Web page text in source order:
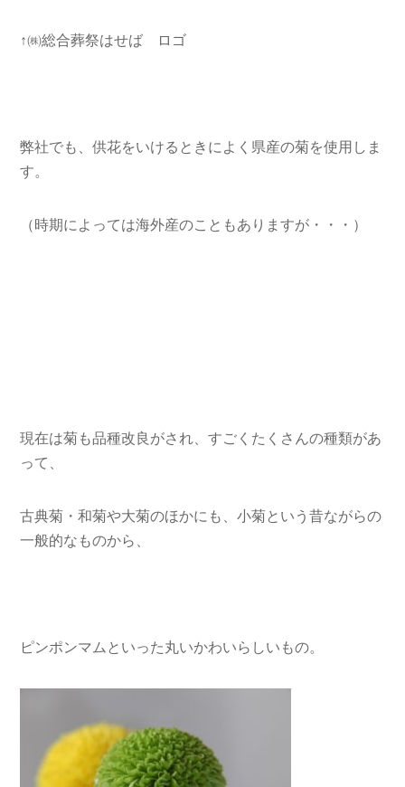
↑㈱総合葬祭はせば ロゴ
弊社でも、供花をいけるときによく県産の菊を使用しま
す。
（時期によっては海外産のこともありますが・・・）
現在は菊も品種改良がされ、すごくたくさんの種類があ
って、
古典菊・和菊や大菊のほかにも、小菊という昔ながらの
一般的なものから、
ピンポンマムといった丸いかわいらしいもの。